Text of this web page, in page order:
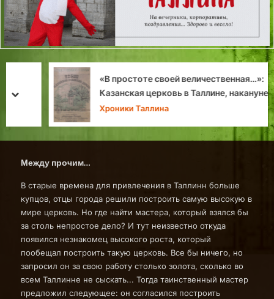
«В простоте своей величественная…»:
Казанская церковь в Таллине, накануне
трехсотлетия
Хроники Таллина
prev
next
Между прочим…
В старые времена для привлечения в Таллинн больше
купцов, отцы города решили построить самую высокую в
мире церковь. Но где найти мастера, который взялся бы
за столь непростое дело? И тут неизвестно откуда
появился незнакомец высокого роста, который
пообещал построить такую церковь. Все бы ничего, но
запросил он за свою работу столько золота, сколько во
всем Таллинне не сыскать... Тогда таинственный мастер
предложил следующее: он согласился построить